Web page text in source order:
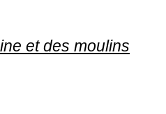
et des moulins